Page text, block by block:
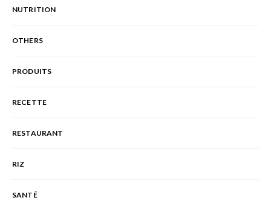
NUTRITION
OTHERS
PRODUITS
RECETTE
RESTAURANT
RIZ
SANTÉ